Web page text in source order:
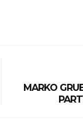
MARKO